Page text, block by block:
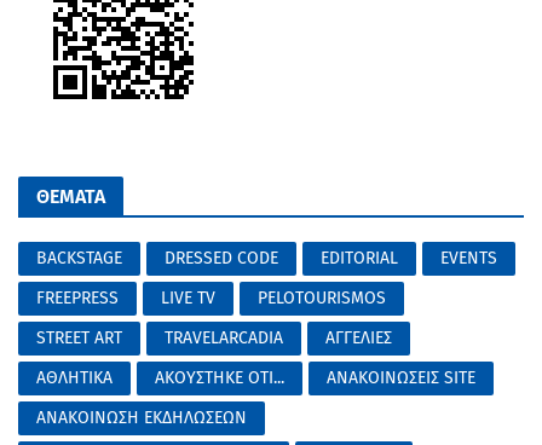
ΘΕΜΑΤΑ
BACKSTAGE DRESSED CODE EDITORIAL
EVENTS
FREEPRESS
LIVE TV
PELOTOURISMOS
STREET ART
TRAVELARCADIA
ΑΓΓΕΛΙΕΣ
ΑΘΛΗΤΙΚΑ
ΑΚΟΥΣΤΗΚΕ ΟΤΙ...
ΑΝΑΚΟΙΝΩΣΕΙΣ SITE
ΑΝΑΚΟΙΝΩΣΗ ΕΚΔΗΛΩΣΕΩΝ